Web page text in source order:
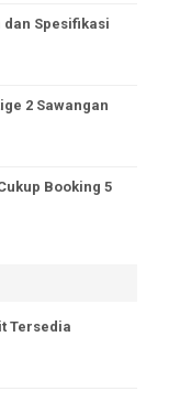
dan Spesifikasi
2 Sawangan
Booking 5
Tersedia